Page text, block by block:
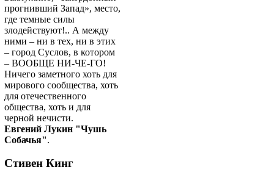
прогнивший Запад», место,
где темные силы
злодействуют!.. А между
ними – ни в тех, ни в этих
– город Суслов, в котором
– ВООБЩЕ НИ-ЧЕ-ГО!
Ничего заметного хоть для
мирового сообщества, хоть
для отечественного
общества, хоть и для
черной нечисти.
Евгений Лукин "Чушь
Собачья".
Стивен Кинг